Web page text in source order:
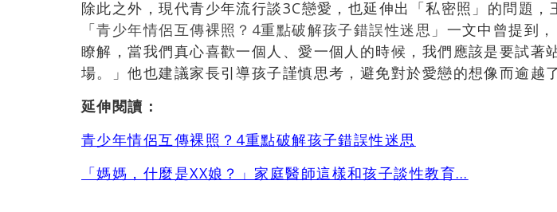
除此之外，現代青少年流行談3C戀愛，也延伸出「私密照」的問題，
「青少年情侶互傳裸照？4重點破解孩子錯誤性迷思 」一文中曾提到
瞭解，當我們真心喜歡一個人、愛一個人的時候，我們應該是要試著
場。」他也建議家長引導孩子謹慎思考，避免對於愛戀的想像而逾越了
延伸閱讀：
青少年情侶互傳裸照？ 4重點破解孩子錯誤性迷思
「媽媽，什麼是XX娘？」家庭醫師這樣和孩子談性教育…